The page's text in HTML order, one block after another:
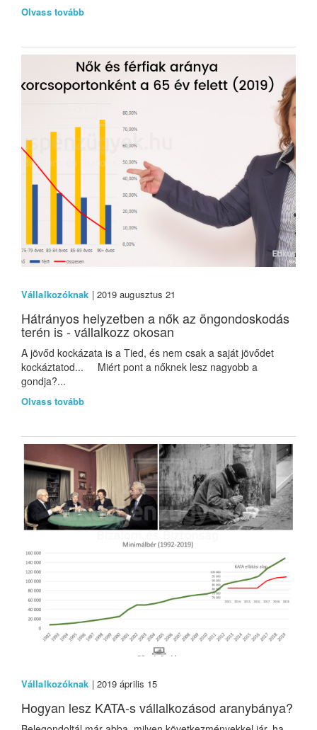
Olvass tovább
Vállalkozóknak | 2019 augusztus 21
Hátrányos helyzetben a nők az öngondoskodás
terén is - vállalkozz okosan
A jövőd kockázata is a Tied, és nem csak a saját jövődet
kockáztatod... Miért pont a nőknek lesz nagyobb a
gondja?...
Olvass tovább
Vállalkozóknak | 2019 április 15
Hogyan lesz KATA-s vállalkozásod aranybánya?